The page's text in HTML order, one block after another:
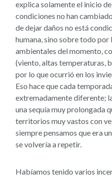
explica solamente el inicio
condiciones no han
de dejar daños no está
humana, sino sobre todo por
ambientales del momento,
(viento, altas temperaturas,
por lo que ocurrió en los
Eso hace que cada
extremadamente diferente;
una sequía muy prolongada
territorios muy vastos con
siempre pensamos que era
se volvería a repetir.
Habíamos tenido varios